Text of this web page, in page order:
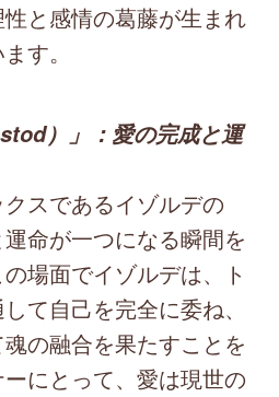
と感情の葛藤が生まれ
す。
）」：愛の完成と運
スであるイゾルデの
運命が一つになる瞬間を
場面でイゾルデは、ト
て自己を完全に委ね、
の融合を果たすことを
にとって、愛は現世の